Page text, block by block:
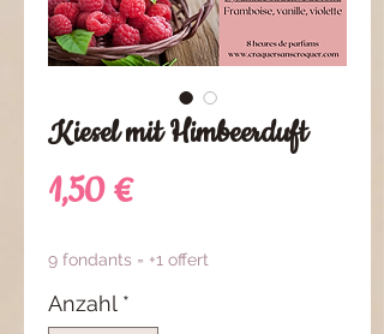
Kiesel mit Himbeerduft
1,50 €Preis
9 fondants = +1 offert
Anzahl *